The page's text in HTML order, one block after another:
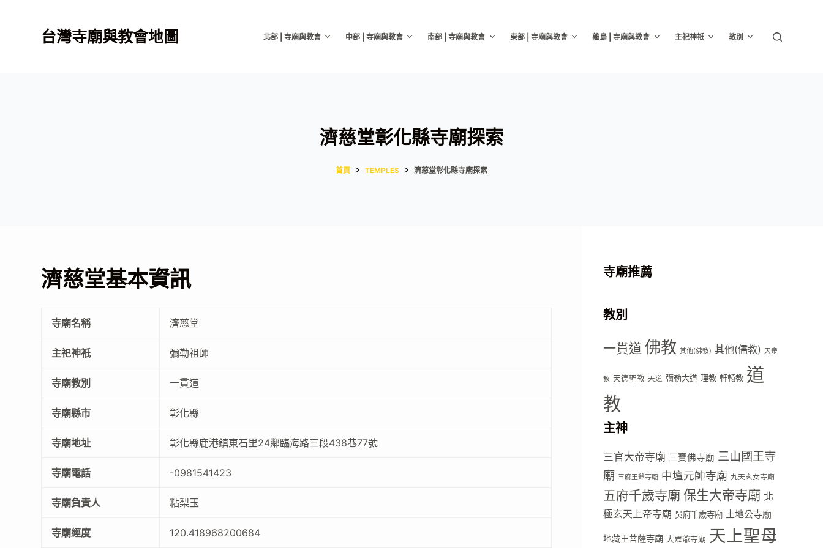
台灣寺廟與教會地圖 北部 | 寺廟與教會 中部 | 寺廟與教會 南部 | 寺廟與教會 東部 | 寺廟與教會 離島 | 寺廟與教會 主祀神祇 教別
濟慈堂彰化縣寺廟探索
首頁 TEMPLES 濟慈堂彰化縣寺廟探索
濟慈堂基本資訊
寺廟名稱 濟慈堂
主祀神祇 彌勒祖師
寺廟教別 一貫道
寺廟縣市 彰化縣
寺廟地址 彰化縣鹿港鎮東石里24鄰臨海路三段438巷77號
寺廟電話 -0981541423
寺廟負責人 粘梨玉
寺廟經度 120.418968200684
寺廟推薦
教別
一貫道 佛教 其他(佛教) 其他(儒教) 天帝
教 天德聖教 天道 彌勒大道 理教 軒轅教 道
教
主神
三官大帝寺廟 三寶佛寺廟 三山國王寺
廟 三府王爺寺廟 中壇元帥寺廟 九天玄女寺廟
五府千歲寺廟 保生大帝寺廟 北
極玄天上帝寺廟 吳府千歲寺廟 土地公寺廟
地藏王菩薩寺廟 大眾爺寺廟 天上聖母